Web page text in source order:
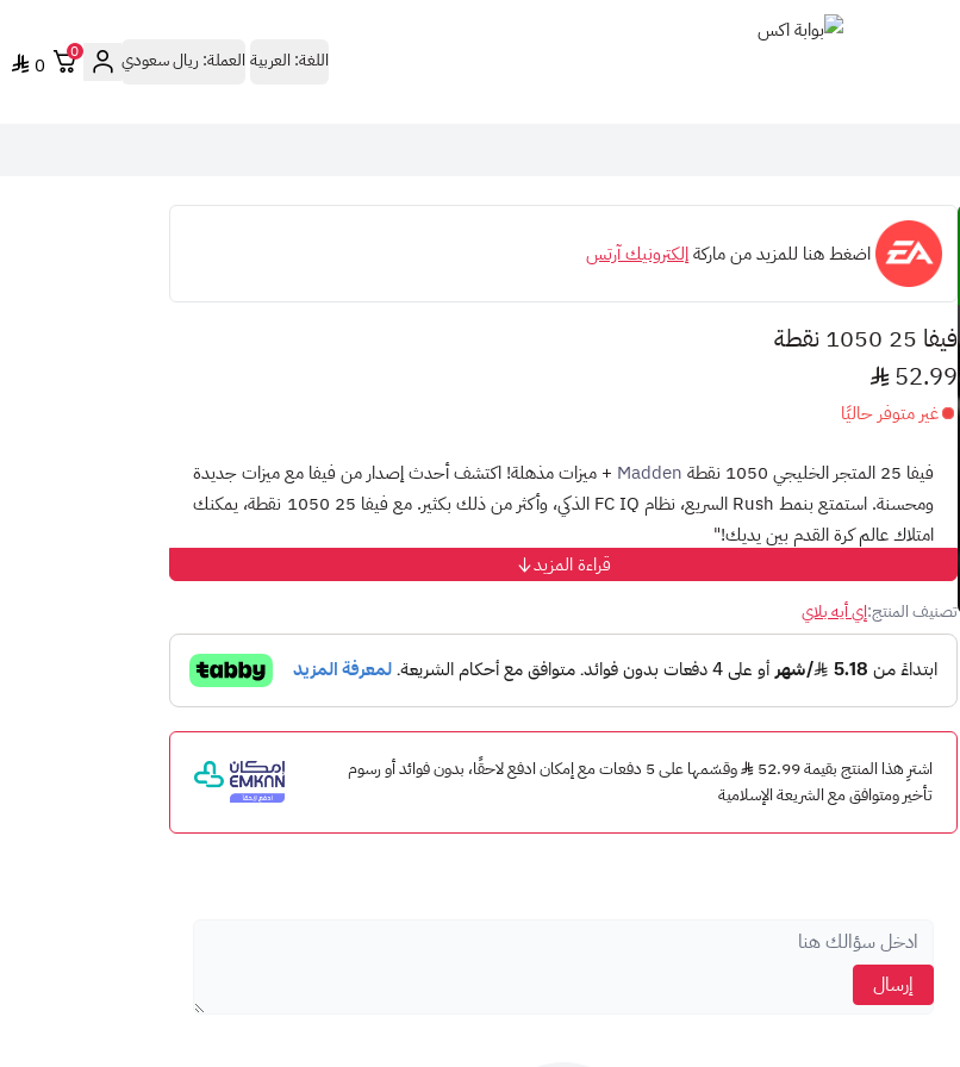
اللغة: العربية العملة:ريال سعودي 0
0
اضغط هنا للمزيد من ماركةإلكترونيك آرتس
فيفا 25 1050 نقطة
52.99
غير متوفر حاليًا
فيفا 25 المتجر الخليجي 1050 نقطة Madden + ميزات مذهلة! اكتشف أحدث إصدار من فيفا مع ميزات جديدة
ومحسنة. استمتع بنمط Rush السريع، نظام FC IQ الذكي، وأكثر من ذلك بكثير. مع فيفا 25 1050 نقطة، يمكنك
امتلاك عالم كرة القدم بين يديك!"
طريقة شحن بطاقة فيفا 25 1050 نقطة:
قم بزيارة موقع الإسترداد [https://microsoft.com/redeem
]
قم بتسجيل الدخول إلى حسابك أو أنشئ حساب جديد
قراءة المزيد
تصنيف المنتج:إي أيه بلاي
اشترِ هذا المنتج بقيمة 52.99
وقسّمها على 5 دفعات مع إمكان ادفع لاحقًا، بدون فوائد أو رسوم
تأخير ومتوافق مع الشريعة الإسلامية
إرسال